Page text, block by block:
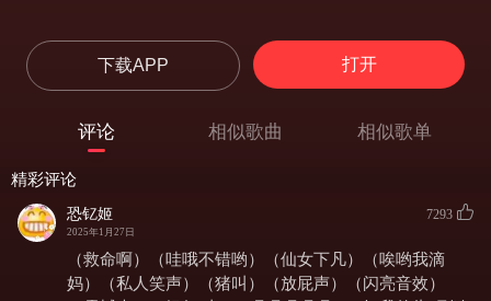
下载APP 打开
评论 相似歌曲 相似歌单
精彩评论
恐钇姬
2025年1月27日
7293
（救命啊）（哇哦不错哟）（仙女下凡）（唉哟我滴
妈）（私人笑声）（猪叫）（放屁声）（闪亮音效）